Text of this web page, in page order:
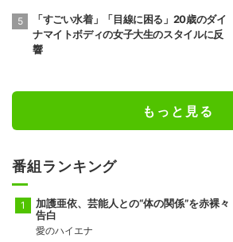
「すごい水着」「目線に困る」20歳のダイ
ナマイトボディの女子大生のスタイルに反
響
もっと見る
番組ランキング
加護亜依、芸能人との“体の関係”を赤裸々
告白
愛のハイエナ